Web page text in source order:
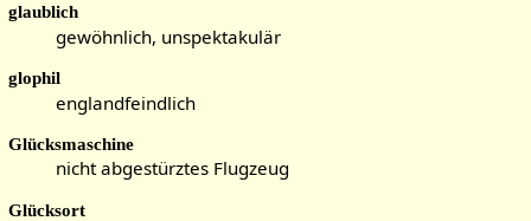
glaublich
gewöhnlich, unspektakulär
glophil
englandfeindlich
Glücksmaschine
nicht abgestürztes Flugzeug
Glücksort